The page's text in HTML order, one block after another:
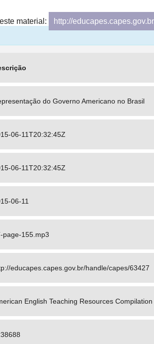
material: http://
do Governo Americano no Brasil
06-11T20:32:45Z
06-11T20:32:45Z
06-11
page-155.mp3
educapes.capes.gov.br/handle/capes/63427
English Teaching Resources Compilation